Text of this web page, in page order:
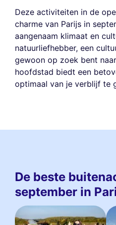
Deze activiteiten in de
charme van Parijs in
aangenaam klimaat en
natuurliefhebber, een
gewoon op zoek bent
hoofdstad biedt een
optimaal van je verblijf te
De beste
september in